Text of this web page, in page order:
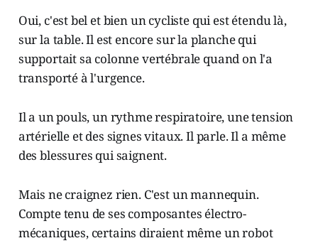
Oui, c'est bel et bien un cycliste qui est étendu là,
sur la table. Il est encore sur la planche qui
supportait sa colonne vertébrale quand on l'a
transporté à l'urgence.
Il a un pouls, un rythme respiratoire, une tension
artérielle et des signes vitaux. Il parle. Il a même
des blessures qui saignent.
Mais ne craignez rien. C'est un mannequin.
Compte tenu de ses composantes électro-
mécaniques, certains diraient même un robot